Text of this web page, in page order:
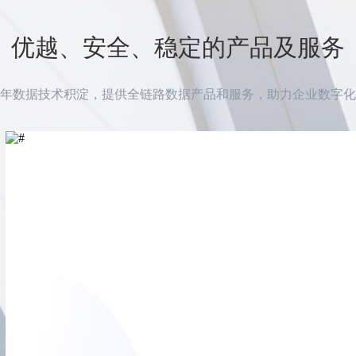
优越、安全、稳定的产品及服务
数据技术积淀，提供全链路数据产品和服务，助力企业数字